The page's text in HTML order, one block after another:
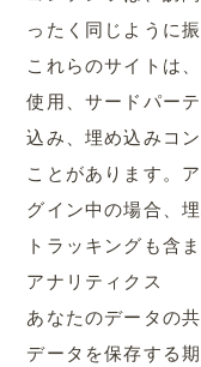
ったく同じように
これらのサイトは
使用、サードパー
込み、埋め込みコ
ことがあります。
グイン中の場合、
トラッキングも含ま
アナリティクス
あなたのデータの
データを保存する